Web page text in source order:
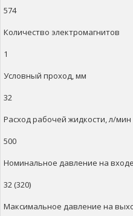
574
Количество электромагнитов
1
Условный проход, мм
32
Расход рабочей жидкости, л/мин
500
Номинальное давление на
32 (320)
Максимальное давление на